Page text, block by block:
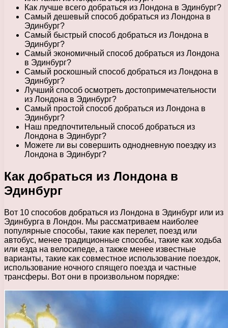
Как лучше всего добраться из Лондона в Эдинбург?
Самый дешевый способ добраться из Лондона в
Эдинбург?
Самый быстрый способ добраться из Лондона в
Эдинбург?
Самый экономичный способ добраться из Лондона
в Эдинбург?
Самый роскошный способ добраться из Лондона в
Эдинбург?
Лучший способ осмотреть достопримечательности
из Лондона в Эдинбург?
Самый простой способ добраться из Лондона в
Эдинбург?
Наш предпочтительный способ добраться из
Лондона в Эдинбург?
Можете ли вы совершить однодневную поездку из
Лондона в Эдинбург?
Как добраться из Лондона в
Эдинбург
Вот 10 способов добраться из Лондона в Эдинбург или из
Эдинбурга в Лондон. Мы рассматриваем наиболее
популярные способы, такие как перелет, поезд или
автобус, менее традиционные способы, такие как ходьба
или езда на велосипеде, а также менее известные
варианты, такие как совместное использование поездок,
использование ночного спящего поезда и частные
трансферы. Вот они в произвольном порядке: